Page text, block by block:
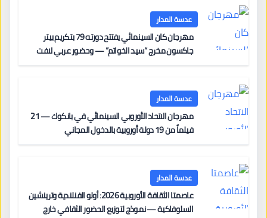
عدسة المدار
مهرجان كان السينمائي يفتتح دورته 79 بتكريم بيتر
جاكسون مخرج “سيد الخواتم” — وحضور عربي لافت
عدسة المدار
مهرجان الاتحاد الأوروبي السينمائي في بانكوك — 21
فيلماً من 19 دولة أوروبية بالدخول المجاني
عدسة المدار
عاصمتا الثقافة الأوروبية 2026: أولو الفنلندية وترينشين
السلوفاكية — نموذج لتوزيع الحضور الثقافي خارج